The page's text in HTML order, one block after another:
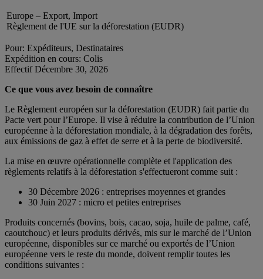
Europe – Export, Import
Règlement de l'UE sur la déforestation (EUDR)
Pour: Expéditeurs, Destinataires
Expédition en cours: Colis
Effectif Décembre 30, 2026
Ce que vous avez besoin de connaître
Le Règlement européen sur la déforestation (EUDR) fait partie du
Pacte vert pour l’Europe. Il vise à réduire la contribution de l’Union
européenne à la déforestation mondiale, à la dégradation des forêts,
aux émissions de gaz à effet de serre et à la perte de biodiversité.
La mise en œuvre opérationnelle complète et l'application des
règlements relatifs à la déforestation s'effectueront comme suit :
30 Décembre 2026 : entreprises moyennes et grandes
30 Juin 2027 : micro et petites entreprises
Produits concernés (bovins, bois, cacao, soja, huile de palme, café,
caoutchouc) et leurs produits dérivés, mis sur le marché de l’Union
européenne, disponibles sur ce marché ou exportés de l’Union
européenne vers le reste du monde, doivent remplir toutes les
conditions suivantes :